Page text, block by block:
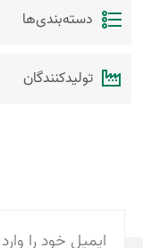
دسته‌بندی‌ها
تولیدکنندگان